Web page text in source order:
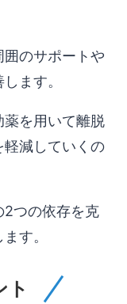
のサポートや
ます。
を用いて離脱
減していくの
2つの依存を克
す。
ト